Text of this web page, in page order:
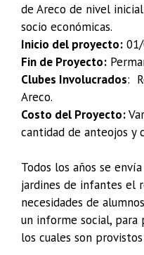
de Areco de nivel
socio económicas.
Inicio del proyecto:
Fin de Proyecto:
Clubes Involucrados:
Areco.
Costo del Proyecto:
cantidad de anteojos y
Todos los años se
jardines de infantes el
necesidades de
un informe social, para
los cuales son